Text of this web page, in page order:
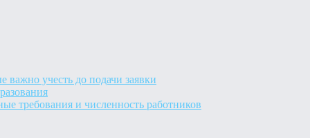
важно учесть до подачи заявки
требования и численность работников